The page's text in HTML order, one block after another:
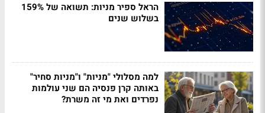
הראל ספיר מניות: תשואה של 159%
בשלוש שנים
למה מסלולי "מניות" ו"מניות סחיר"
באותה קרן פנסיה הם שני עולמות
נפרדים ואת מי זה משרת?